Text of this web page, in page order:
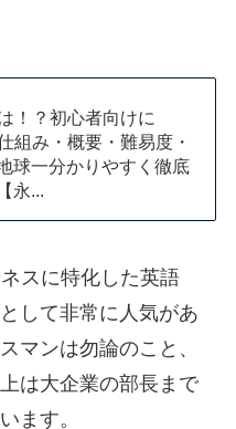
！？初心者向けに
組み・概要・難易度・
球一分かりやすく徹底
永...
スに特化した英語
して非常に人気があ
マンは勿論のこと、
は大企業の部長まで
ます。